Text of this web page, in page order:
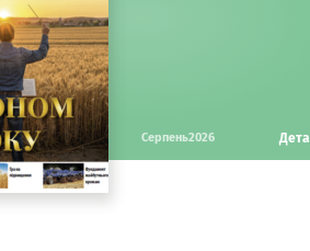
Серпень2026